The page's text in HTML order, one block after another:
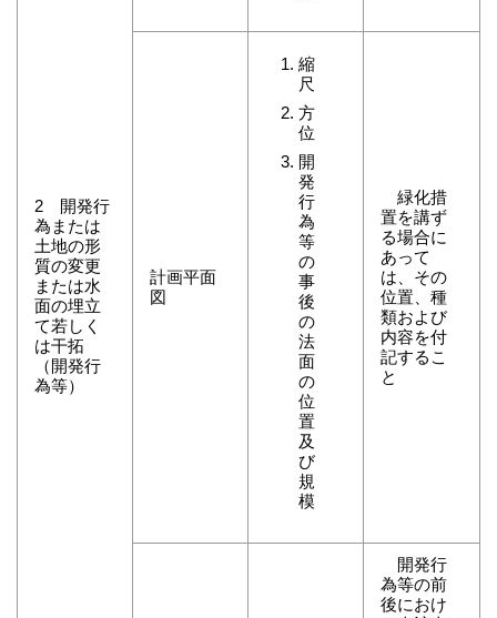
2 開発行
為または
土地の形
質の変更
または水
面の埋立
て若しく
は干拓
（開発行
為等）
計画平面
図
縮
尺
方
位
開
発
行
為
等
の
事
後
の
法
面
の
位
置
及
び
規
模
緑化措
置を講ず
る場合に
あって
は、その
位置、種
類および
内容を付
記するこ
と
開発行
為等の前
後におけ